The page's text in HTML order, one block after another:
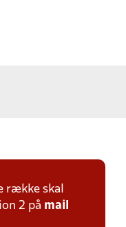
række skal
2 på mail